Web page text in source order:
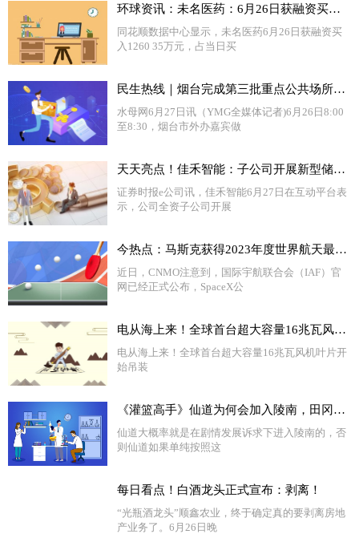
环球资讯：未名医药：6月26日获融资买入1260.35万元，占当日流入资金比例21.21%
同花顺数据中心显示，未名医药6月26日获融资买
入1260 35万元，占当日买
民生热线｜烟台完成第三批重点公共场所外语标识规范行动
水母网6月27日讯（YMG全媒体记者)6月26日8:00
至8:30，烟台市外办嘉宾做
天天亮点！佳禾智能：子公司开展新型储能业务 预计9月底试产
证券时报e公司讯，佳禾智能6月27日在互动平台表
示，公司全资子公司开展
今热点：马斯克获得2023年度世界航天最高奖 星舰成功率已大增
近日，CNMO注意到，国际宇航联合会（IAF）官
网已经正式公布，SpaceX公
电从海上来！全球首台超大容量16兆瓦风机叶片开始吊装
电从海上来！全球首台超大容量16兆瓦风机叶片开
始吊装
《灌篮高手》仙道为何会加入陵南，田冈给了多少好处？|今日精选
仙道大概率就是在剧情发展诉求下进入陵南的，否
则仙道如果单纯按照这
每日看点！白酒龙头正式宣布：剥离！
“光瓶酒龙头”顺鑫农业，终于确定真的要剥离房地
产业务了。6月26日晚